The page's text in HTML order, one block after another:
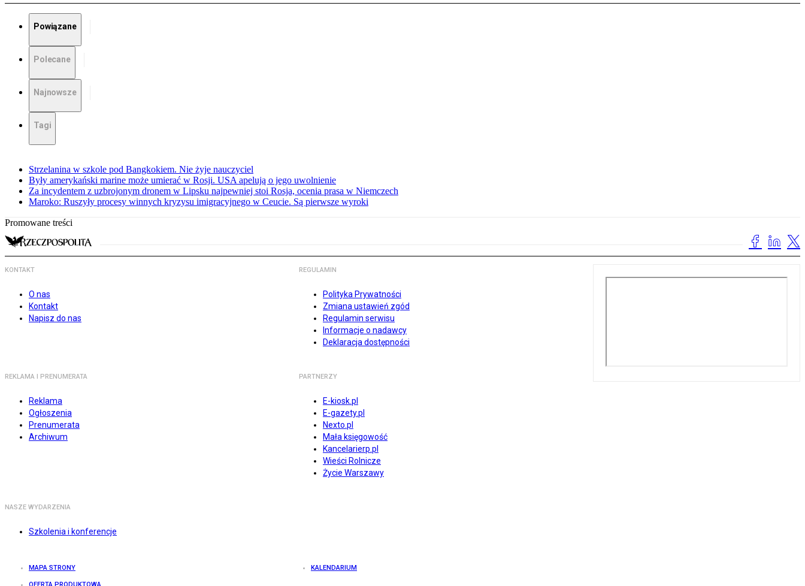
Powiązane
Polecane
Najnowsze
Tagi
Strzelanina w szkole pod Bangkokiem. Nie żyje nauczyciel
Były amerykański marine może umierać w Rosji. USA apelują o jego uwolnienie
Za incydentem z uzbrojonym dronem w Lipsku najpewniej stoi Rosja, ocenia prasa w Niemczech
Maroko: Ruszyły procesy winnych kryzysu imigracyjnego w Ceucie. Są pierwsze wyroki
Promowane treści
KONTAKT
O nas
Kontakt
Napisz do nas
REGULAMIN
Polityka Prywatności
Zmiana ustawień zgód
Regulamin serwisu
Informacje o nadawcy
Deklaracja dostępności
REKLAMA I PRENUMERATA
Reklama
Ogłoszenia
Prenumerata
Archiwum
PARTNERZY
E-kiosk.pl
E-gazety.pl
Nexto.pl
Mała księgowość
Kancelarierp.pl
Wieści Rolnicze
Życie Warszawy
NASZE WYDARZENIA
Szkolenia i konferencje
MAPA STRONY KALENDARIUM